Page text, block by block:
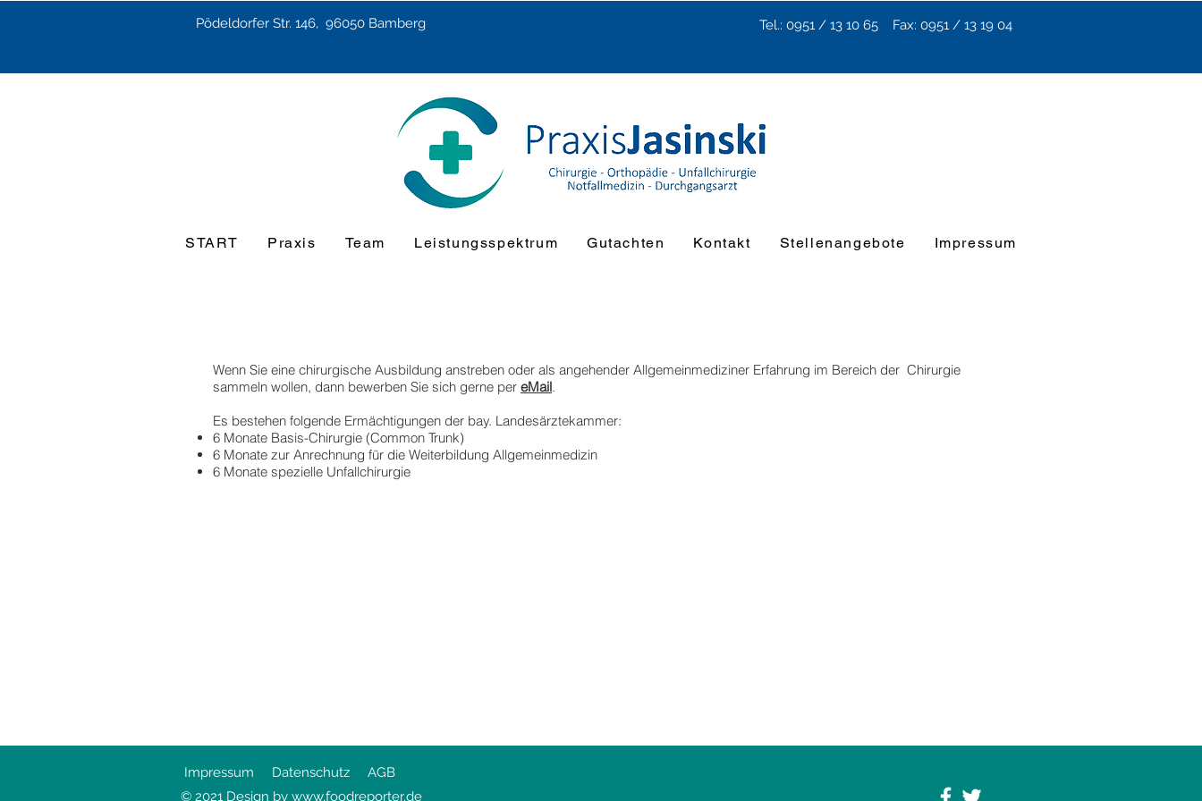
Pödeldorfer Str. 146, 96050 Bamberg Tel.: 0951 / 13 10 65 Fax: 0951 / 13 19 04
START Praxis Team Leistungsspektrum Gutachten Kontakt Stellenangebote Impressum
Wenn Sie eine chirurgische Ausbildung anstreben oder als angehender Allgemeinmediziner Erfahrung im Bereich der Chirurgie
sammeln wollen, dann bewerben Sie sich gerne per eMail.
Es bestehen folgende Ermächtigungen der bay. Landesärztekammer:
6 Monate Basis-Chirurgie (Common Trunk)
6 Monate zur Anrechnung für die Weiterbildung Allgemeinmedizin
6 Monate spezielle Unfallchirurgie
Impressum Datenschutz
AGB
© 2021 Design by www,foodreporter.de